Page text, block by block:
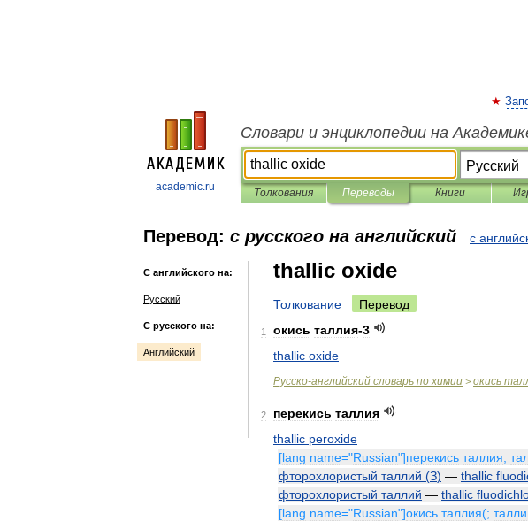
academic.ru
Словари и энциклопедии на
Толкования Переводы Книги
Перевод: с русского на английский с
С английского на:
Русский
С русского на:
Английский
thallic oxide
Толкование Перевод
1 окись таллия-3
thallic oxide
Русско-английский словарь по химии > окись
2 перекись таллия
thallic peroxide
[lang name="Russian"]перекись таллия;
фторохлористый таллий (З) — thallic
фторохлористый таллий — thallic
[lang name="Russian"]окись таллия(;